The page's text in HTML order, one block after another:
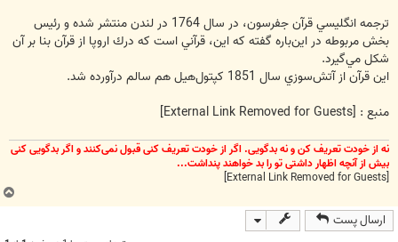
ترجمه انگليسي قرآن جفرسون، در سال 1764 در لندن منتشر شده و رئيس
بخش مربوطه در اين‌باره گفته كه اين، قرآني است كه درك اروپا از قرآن بنا بر آن
شكل مي‌گيرد.
اين قرآن از آتش‌سوزي سال 1851 كپتول‌هيل هم سالم درآورده شد.
منبع : [External Link Removed for Guests]
نه از خودت تعریف کن و نه بدگویی. اگر از خودت تعریف کنی قبول نمی‌کنند و اگر بدگویی کنی
بیش از آنچه اظهار داشتی تو را بد خواهند پنداشت...
[External Link Removed for Guests]
ارسال پست